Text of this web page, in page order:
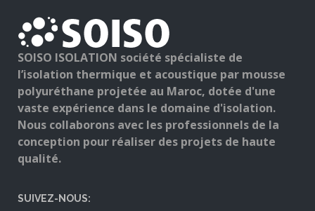
SOISO ISOLATION société spécialiste de
l’isolation thermique et acoustique par mousse
polyuréthane projetée au Maroc, dotée d'une
vaste expérience dans le domaine d'isolation.
Nous collaborons avec les professionnels de la
conception pour réaliser des projets de haute
qualité.
SUIVEZ-NOUS: